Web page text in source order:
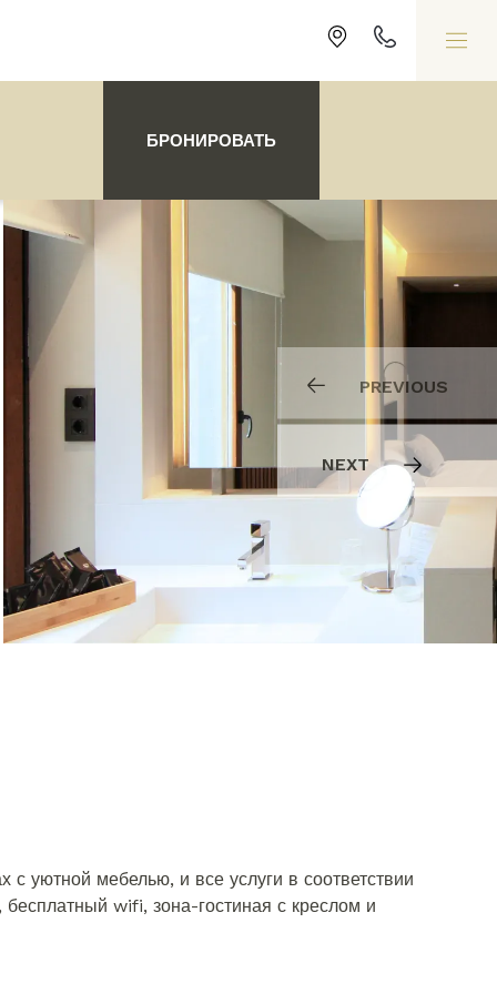
БРОНИРОВАТЬ
PREVIOUS
NEXT
уютной мебелью, и все услуги в соответствии
wifi, зона-гостиная с креслом и